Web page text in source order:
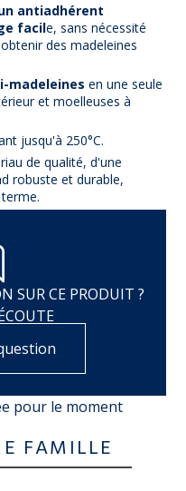
antiadhérent
facile, sans nécessité
des madeleines
madeleines en une seule
et moelleuses à
jusqu'à 250°C.
de qualité, d'une
robuste et durable,
SUR CE PRODUIT ?
pour le moment
FAMILLE